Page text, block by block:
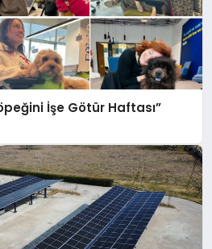
İşe Götür Haftası”